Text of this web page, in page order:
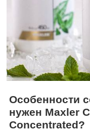
Особенности
нужен Maxler
Concentrated?